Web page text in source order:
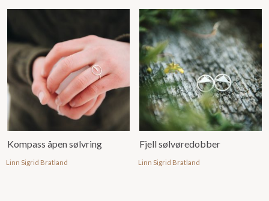
Kompass åpen sølvring
Linn Sigrid Bratland
Fjell sølvøredobber
Linn Sigrid Bratland